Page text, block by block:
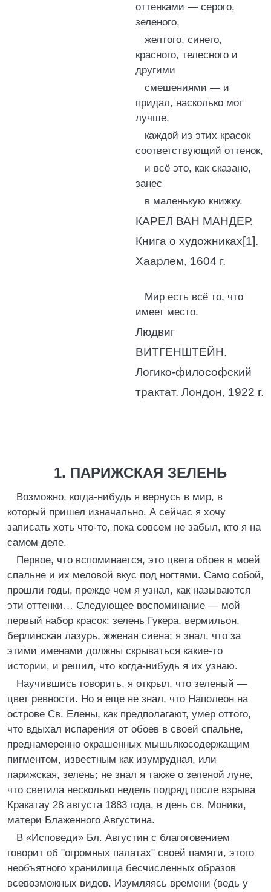
оттенками — серого,
зеленого,
желтого, синего,
красного, телесного и
другими
смешениями — и
придал, насколько мог
лучше,
каждой из этих красок
соответствующий оттенок,
и всё это, как сказано,
занес
в маленькую книжку.
КАРЕЛ ВАН МАНДЕР.
Книга о художниках[1].
Хаарлем, 1604 г.
Мир есть всё то, что
имеет место.
Людвиг
ВИТГЕНШТЕЙН.
Логико-философский
трактат. Лондон, 1922 г.
1. ПАРИЖСКАЯ ЗЕЛЕНЬ
Возможно, когда-нибудь я вернусь в мир, в
который пришел изначально. А сейчас я хочу
записать хоть что-то, пока совсем не забыл, кто я на
самом деле.
Первое, что вспоминается, это цвета обоев в моей
спальне и их меловой вкус под ногтями. Само собой,
прошли годы, прежде чем я узнал, как называются
эти оттенки… Следующее воспоминание — мой
первый набор красок: зелень Гукера, вермильон,
берлинская лазурь, жженая сиена; я знал, что за
этими именами должны скрываться какие-то
истории, и решил, что когда-нибудь я их узнаю.
Научившись говорить, я открыл, что зеленый —
цвет ревности. Но я еще не знал, что Наполеон на
острове Св. Елены, как предполагают, умер оттого,
что вдыхал испарения от обоев в своей спальне,
преднамеренно окрашенных мышьякосодержащим
пигментом, известным как изумрудная, или
парижская, зелень; не знал я также о зеленой луне,
что светила несколько недель подряд после взрыва
Кракатау 28 августа 1883 года, в день св. Моники,
матери Блаженного Августина.
В «Исповеди» Бл. Августин с благоговением
говорит об "огромных палатах" своей памяти, этого
необъятного хранилища бесчисленных образов
всевозможных видов. Изумляясь времени (ведь у